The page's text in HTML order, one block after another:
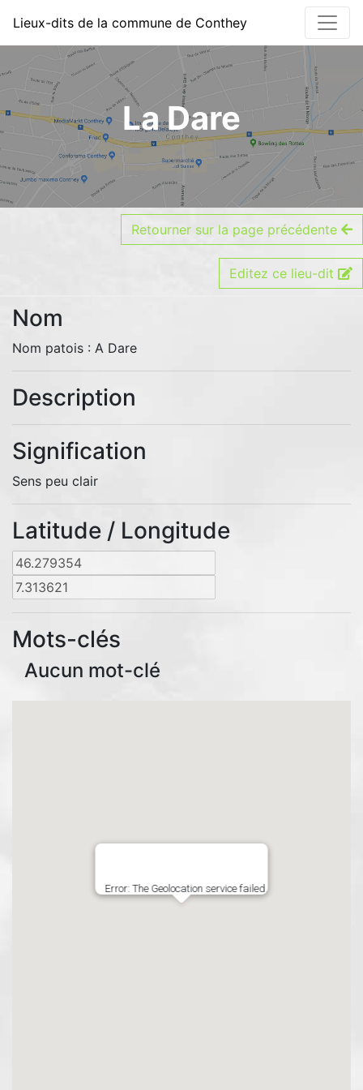
Détails du lieu-dit -
Lieux-dits de la commune de Conthey
La Dare
Retourner sur la page précédente
Editez ce lieu-dit
Nom
Nom patois : A Dare
Description
Signification
Sens peu clair
Latitude / Longitude
Mots-clés
Aucun mot-clé
Error: The Geolocation service failed.